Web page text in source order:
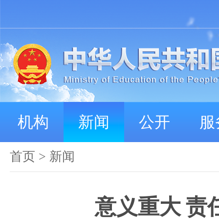
机构 新闻 公开
首页 > 新闻
意义重大 责